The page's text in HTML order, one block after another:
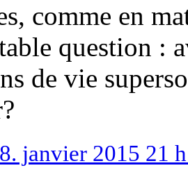
comme en
question :
de vie
janvier 2015 21